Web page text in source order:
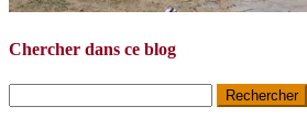
Chercher dans ce blog